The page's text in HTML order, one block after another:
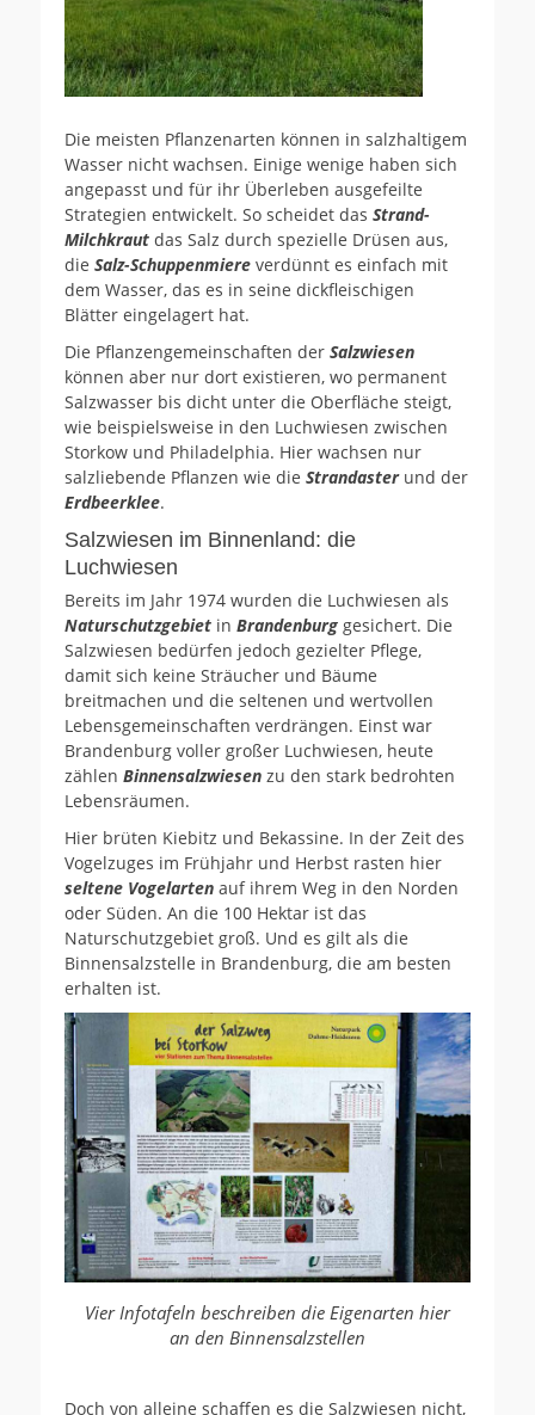
Die meisten Pflanzenarten können in salzhaltigem
Wasser nicht wachsen. Einige wenige haben sich
angepasst und für ihr Überleben ausgefeilte
Strategien entwickelt. So scheidet das Strand-
Milchkraut das Salz durch spezielle Drüsen aus,
die Salz-Schuppenmiere verdünnt es einfach mit
dem Wasser, das es in seine dickfleischigen
Blätter eingelagert hat.
Die Pflanzengemeinschaften der Salzwiesen
können aber nur dort existieren, wo permanent
Salzwasser bis dicht unter die Oberfläche steigt,
wie beispielsweise in den Luchwiesen zwischen
Storkow und Philadelphia. Hier wachsen nur
salzliebende Pflanzen wie die Strandasterund der
Erdbeerklee.
Salzwiesen im Binnenland: die
Luchwiesen
Bereits im Jahr 1974 wurden die Luchwiesen als
Naturschutzgebiet in Brandenburg gesichert. Die
Salzwiesen bedürfen jedoch gezielter Pflege,
damit sich keine Sträucher und Bäume
breitmachen und die seltenen und wertvollen
Lebensgemeinschaften verdrängen. Einst war
Brandenburg voller großer Luchwiesen, heute
zählen Binnensalzwiesen zu den stark bedrohten
Lebensräumen.
Hier brüten Kiebitz und Bekassine. In der Zeit des
Vogelzuges im Frühjahr und Herbst rasten hier
seltene Vogelarten auf ihrem Weg in den Norden
oder Süden. An die 100 Hektar ist das
Naturschutzgebiet groß. Und es gilt als die
Binnensalzstelle in Brandenburg, die am besten
erhalten ist.
Vier Infotafeln beschreiben die Eigenarten hier
an den Binnensalzstellen
Doch von alleine schaffen es die Salzwiesen nicht,